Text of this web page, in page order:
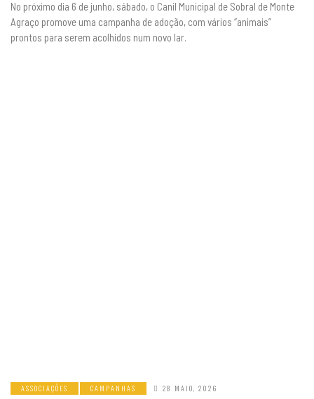
No próximo dia 6 de junho, sábado, o Canil Municipal de Sobral de Monte
Agraço promove uma campanha de adoção, com vários “animais”
prontos para serem acolhidos num novo lar.
ASSOCIAÇÕES CAMPANHAS 28 MAIO, 2026